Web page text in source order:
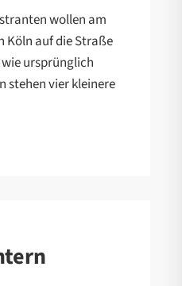
wollen am
Köln auf die Straße
ursprünglich
stehen vier kleinere